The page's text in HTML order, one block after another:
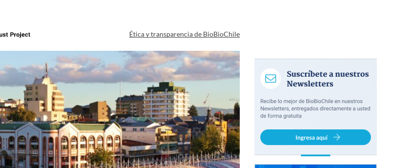
Ética y transparencia de BioBioChile